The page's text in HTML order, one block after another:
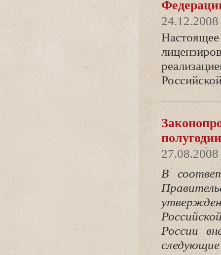
24.12.2008
27.08.2008
России